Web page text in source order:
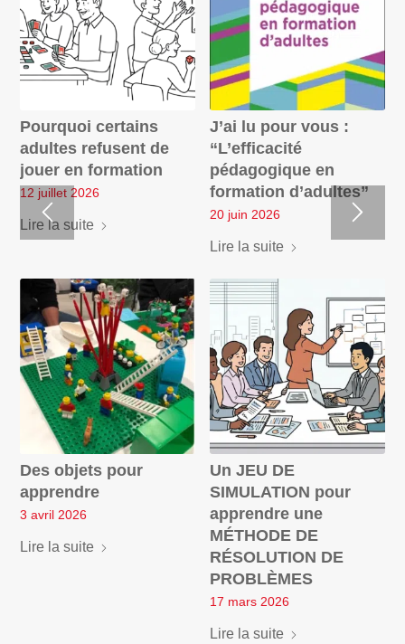
Pourquoi certains
adultes refusent de
jouer en formation
12 juillet 2026
Lire la suite
J’ai lu pour vous :
“L’efficacité
pédagogique en
formation d’adultes”
20 juin 2026
Lire la suite
Des objets pour
apprendre
3 avril 2026
Lire la suite
Un JEU DE
SIMULATION pour
apprendre une
MÉTHODE DE
RÉSOLUTION DE
PROBLÈMES
17 mars 2026
Lire la suite